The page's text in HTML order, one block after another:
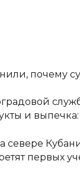
почему
и
севере
первых